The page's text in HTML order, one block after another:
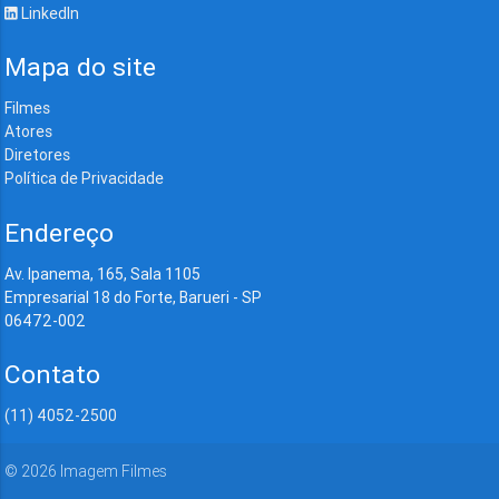
LinkedIn
Mapa do site
Filmes
Atores
Diretores
Política de Privacidade
Endereço
Av. Ipanema, 165, Sala 1105
Empresarial 18 do Forte, Barueri - SP
06472-002
Contato
(11) 4052-2500
© 2026 Imagem Filmes